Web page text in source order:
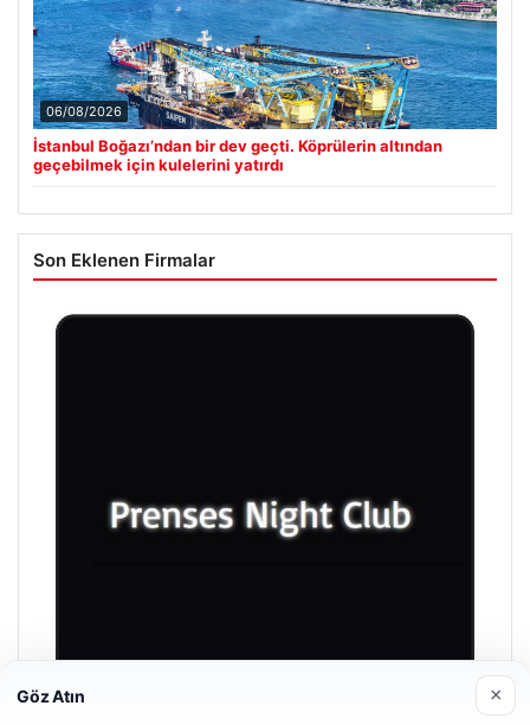
06/08/2026
İstanbul Boğazı’ndan bir dev geçti. Köprülerin altından
geçebilmek için kulelerini yatırdı
Son Eklenen Firmalar
Göz Atın ×